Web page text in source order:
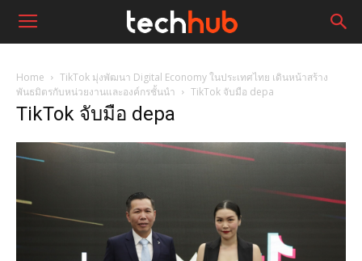
Home
TikTok มุ่งพัฒนา Digital Economy ในประเทศไทย เดินหน้าสร้าง
พันธมิตรกับหน่วยงานและองค์กรชั้นนำ
TikTok จับมือ depa
TikTok จับมือ depa